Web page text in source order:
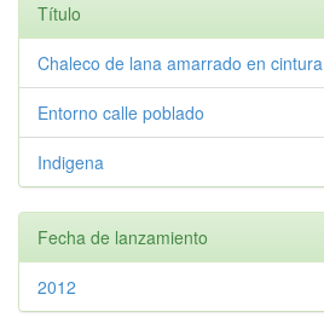
Título
Chaleco de lana amarrado en cintura
Entorno calle poblado
Indigena
Fecha de lanzamiento
2012